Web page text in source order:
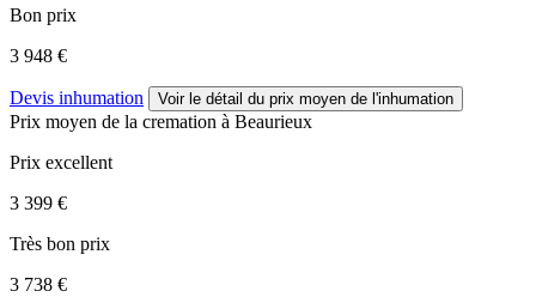
Bon prix
3 948 €
Devis inhumation Voir le détail du prix moyen de l'inhumation
Prix moyen de la cremation à Beaurieux
Prix excellent
3 399 €
Très bon prix
3 738 €